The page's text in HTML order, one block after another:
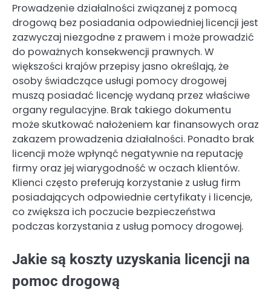
Prowadzenie działalności związanej z pomocą
drogową bez posiadania odpowiedniej licencji jest
zazwyczaj niezgodne z prawem i może prowadzić
do poważnych konsekwencji prawnych. W
większości krajów przepisy jasno określają, że
osoby świadczące usługi pomocy drogowej
muszą posiadać licencję wydaną przez właściwe
organy regulacyjne. Brak takiego dokumentu
może skutkować nałożeniem kar finansowych oraz
zakazem prowadzenia działalności. Ponadto brak
licencji może wpłynąć negatywnie na reputację
firmy oraz jej wiarygodność w oczach klientów.
Klienci często preferują korzystanie z usług firm
posiadających odpowiednie certyfikaty i licencje,
co zwiększa ich poczucie bezpieczeństwa
podczas korzystania z usług pomocy drogowej.
Jakie są koszty uzyskania licencji na
pomoc drogową